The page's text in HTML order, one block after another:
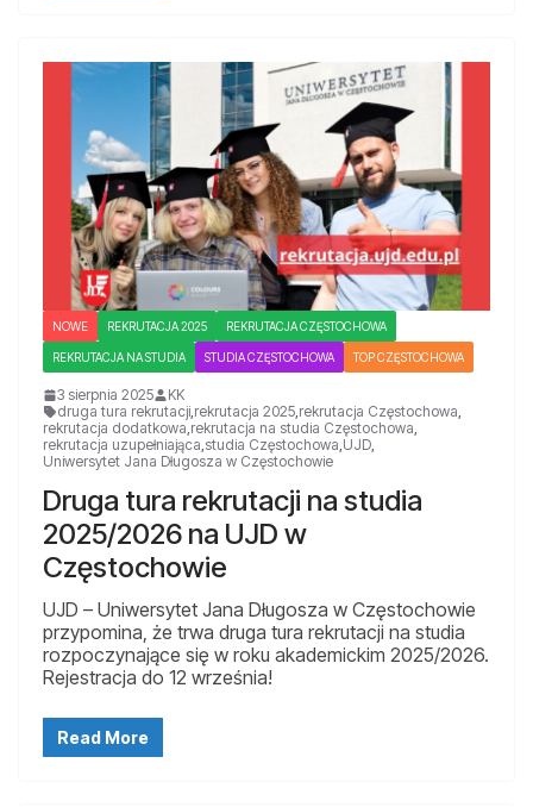
NOWE REKRUTACJA 2025 REKRUTACJA CZĘSTOCHOWA
REKRUTACJA NA STUDIA STUDIA CZĘSTOCHOWA TOP CZĘSTOCHOWA
3 sierpnia 2025
KK
druga tura rekrutacji,rekrutacja 2025,rekrutacja Częstochowa,
rekrutacja dodatkowa,rekrutacja na studia Częstochowa,
rekrutacja uzupełniająca,studia Częstochowa,UJD,
Uniwersytet Jana Długosza w Częstochowie
Druga tura rekrutacji na studia
2025/2026 na UJD w
Częstochowie
UJD – Uniwersytet Jana Długosza w Częstochowie
przypomina, że trwa druga tura rekrutacji na studia
rozpoczynające się w roku akademickim 2025/2026.
Rejestracja do 12 września!
Read More